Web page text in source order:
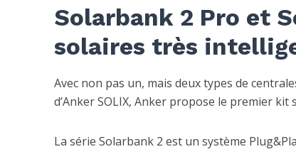
Solarbank 2 Pro et
solaires très
Avec non pas un, mais deux types de
d’Anker SOLIX, Anker propose le premier
La série Solarbank 2 est un système